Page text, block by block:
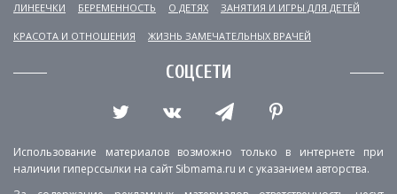
ЛИНЕЕЧКИ БЕРЕМЕННОСТЬ О ДЕТЯХ ЗАНЯТИЯ И ИГРЫ ДЛЯ ДЕТЕЙ
КРАСОТА И ОТНОШЕНИЯ ЖИЗНЬ ЗАМЕЧАТЕЛЬНЫХ ВРАЧЕЙ
СОЦСЕТИ
Использование материалов возможно только в интернете при
наличии гиперссылки на сайт Sibmama.ru и с указанием авторства.